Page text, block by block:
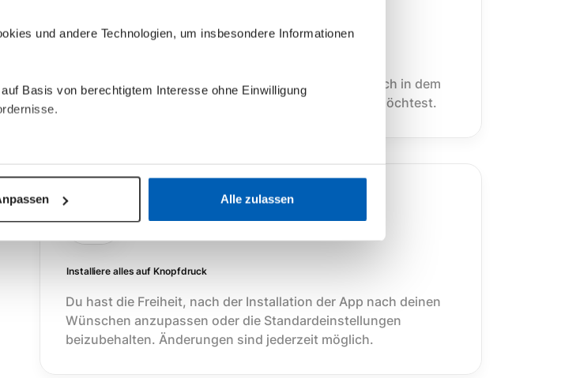
und andere Technologien, um insbesondere Informationen
Basis von berechtigtem Interesse ohne Einwilligung
Alle zulassen
Vom Marktplatz kommst du direkt zu epilot. Melde dich in dem
Mandanten an, in dem du den Blueprint installieren möchtest.
Installiere alles auf Knopfdruck
Du hast die Freiheit, nach der Installation der App nach deinen
Wünschen anzupassen oder die Standardeinstellungen
beizubehalten. Änderungen sind jederzeit möglich.